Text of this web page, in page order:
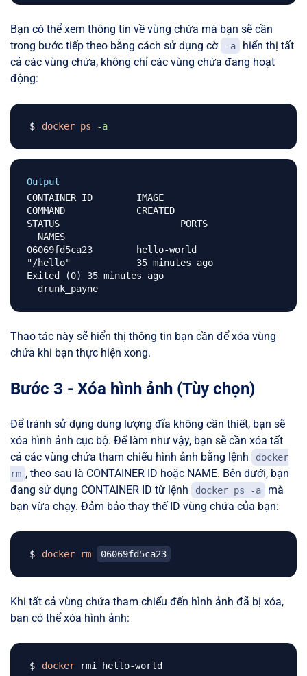
Bạn có thể xem thông tin về vùng chứa mà bạn sẽ cần
trong bước tiếp theo bằng cách sử dụng cờ
-a
hiển thị tất
cả các vùng chứa, không chỉ các vùng chứa đang hoạt
động:
docker ps -a
Output
CONTAINER ID        IMAGE
COMMAND             CREATED
STATUS                      PORTS
  NAMES
06069fd5ca23        hello-world
"/hello"            35 minutes ago
Exited (0) 35 minutes ago
Thao tác này sẽ hiển thị thông tin bạn cần để xóa vùng
chứa khi bạn thực hiện xong.
Bước 3 - Xóa hình ảnh (Tùy chọn)
Để tránh sử dụng dung lượng đĩa không cần thiết, bạn sẽ
xóa hình ảnh cục bộ. Để làm như vậy, bạn sẽ cần xóa tất
cả các vùng chứa tham chiếu hình ảnh bằng lệnh
docker
rm , theo sau là CONTAINER ID hoặc NAME. Bên dưới, bạn
đang sử dụng CONTAINER ID từ lệnh
docker ps -a
mà
bạn vừa chạy. Đảm bảo thay thế ID vùng chứa của bạn:
docker rm 06069fd5ca23
Khi tất cả vùng chứa tham chiếu đến hình ảnh đã bị xóa,
bạn có thể xóa hình ảnh:
docker